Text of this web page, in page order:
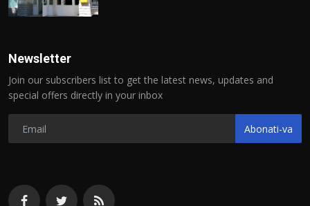
Newsletter
Join our subscribers list to get the latest news, updates and
special offers directly in your inbox
Abonati-va